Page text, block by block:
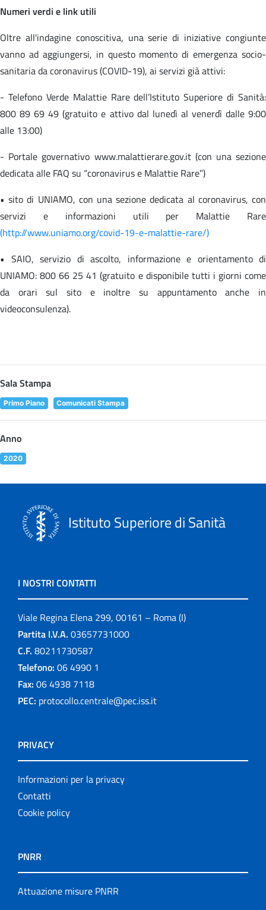
Numeri verdi e link utili
Oltre all'indagine conoscitiva, una serie di iniziative congiunte
vanno ad aggiungersi, in questo momento di emergenza socio-
sanitaria da coronavirus (COVID-19), ai servizi già attivi:
- Telefono Verde Malattie Rare dell’Istituto Superiore di Sanità:
800 89 69 49 (gratuito e attivo dal lunedì al venerdì dalle 9:00
alle 13:00)
- Portale governativo www.malattierare.gov.it (con una sezione
dedicata alle FAQ su “coronavirus e Malattie Rare”)
• sito di UNIAMO, con una sezione dedicata al coronavirus, con
servizi e informazioni utili per Malattie Rare
(http://www.uniamo.org/covid-19-e-malattie-rare/)
• SAIO, servizio di ascolto, informazione e orientamento di
UNIAMO: 800 66 25 41 (gratuito e disponibile tutti i giorni come
da orari sul sito e inoltre su appuntamento anche in
videoconsulenza).
Sala Stampa
Primo Piano Comunicati Stampa
Anno
2020
Istituto Superiore di Sanità
I NOSTRI CONTATTI
Viale Regina Elena 299, 00161 – Roma (I)
Partita I.V.A. 03657731000
C.F. 80211730587
Telefono: 06 4990 1
Fax: 06 4938 7118
PEC: protocollo.centrale@pec.iss.it
PRIVACY
Informazioni per la privacy
Contatti
Cookie policy
PNRR
Attuazione misure PNRR